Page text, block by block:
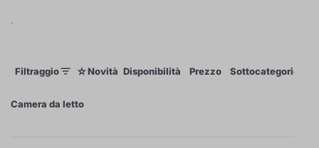
.
Filtraggio ☆Novità Disponibilità Prezzo Sottocategorie
Camera da letto